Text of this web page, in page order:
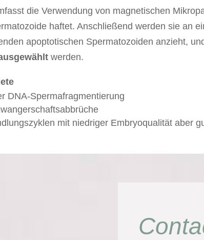
die Verwendung von magnetischen
haftet. Anschließend werden sie an
apoptotischen Spermatozoiden anzieht,
werden.
DNA-Spermafragmentierung
mit niedriger Embryoqualität aber